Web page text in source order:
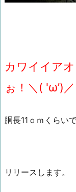
カワイイア
ぉ！＼( 'ω’)／
胴長11ｃｍくらい
リリースします。